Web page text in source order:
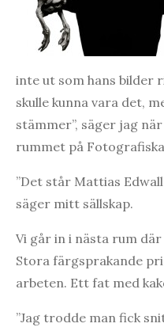
inte ut som hans bilder
skulle kunna vara det,
stämmer”, säger jag
rummet på
”Det står Mattias
säger mitt sällskap.
Vi går in i nästa rum
Stora färgsprakande
arbeten. Ett fat med
”Jag trodde man fick